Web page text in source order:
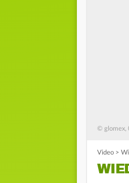
© glomex,
Video >